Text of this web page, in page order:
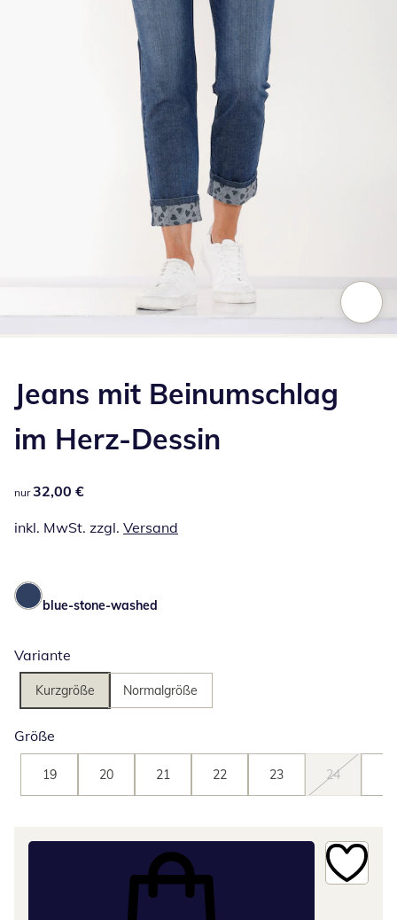
Jeans mit Beinumschlag
im Herz-Dessin
32,00 €
nur 32,00 €
inkl. MwSt. zzgl. Versand
blue-stone-washed
Variante
Kurzgröße Normalgröße
Größe
19 20 21 22 23 24